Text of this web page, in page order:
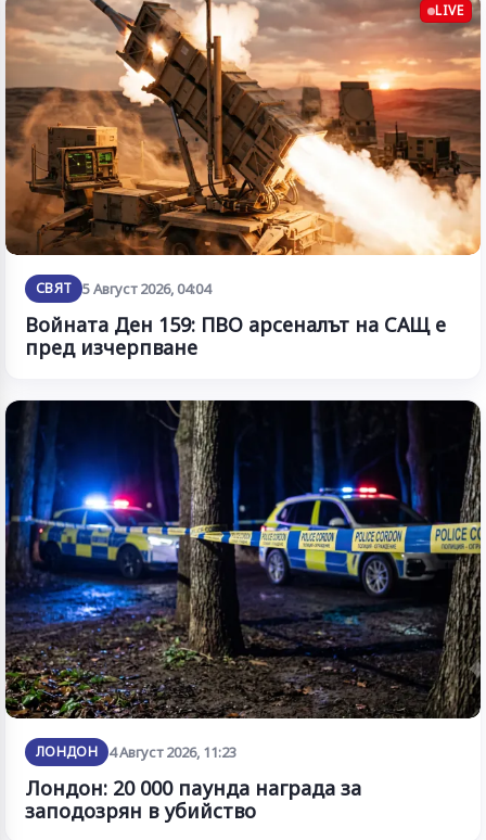
LIVE
СВЯТ 5 Август 2026, 04:04
Войната Ден 159: ПВО арсеналът на САЩ е
пред изчерпване
ЛОНДОН 4 Август 2026, 11:23
Лондон: 20 000 паунда награда за
заподозрян в убийство